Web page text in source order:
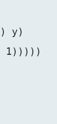
y)
1)))))